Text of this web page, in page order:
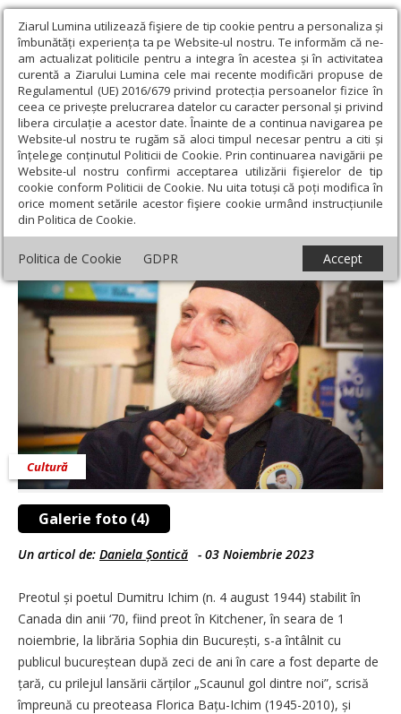
Ziarul Lumina utilizează fişiere de tip cookie pentru a personaliza și
îmbunătăți experiența ta pe Website-ul nostru. Te informăm că ne-
am actualizat politicile pentru a integra în acestea și în activitatea
curentă a Ziarului Lumina cele mai recente modificări propuse de
Regulamentul (UE) 2016/679 privind protecția persoanelor fizice în
ceea ce privește prelucrarea datelor cu caracter personal și privind
libera circulație a acestor date. Înainte de a continua navigarea pe
Website-ul nostru te rugăm să aloci timpul necesar pentru a citi și
înțelege conținutul Politicii de Cookie. Prin continuarea navigării pe
Website-ul nostru confirmi acceptarea utilizării fişierelor de tip
cookie conform Politicii de Cookie. Nu uita totuși că poți modifica în
orice moment setările acestor fişiere cookie urmând instrucțiunile
din Politica de Cookie.
Politica de Cookie GDPR Accept
Ziarul Lumina › Educaţie și Cultură › Cultură › „Duci țara cu tine
cum duci Evanghelia”
„Duci țara cu tine cum duci Evanghelia”
Galerie foto (4)
Cultură
Un articol de: Daniela Șontică - 03 Noiembrie 2023
Preotul și poetul Dumitru Ichim (n. 4 august 1944) stabilit în
Canada din anii ‘70, fiind preot în Kitchener, în seara de 1
noiembrie, la librăria Sophia din București, s-a întâlnit cu
publicul bucureștean după zeci de ani în care a fost departe de
țară, cu prilejul lansării cărților „Scaunul gol dintre noi”, scrisă
împreună cu preoteasa Florica Bațu-Ichim (1945-2010), și